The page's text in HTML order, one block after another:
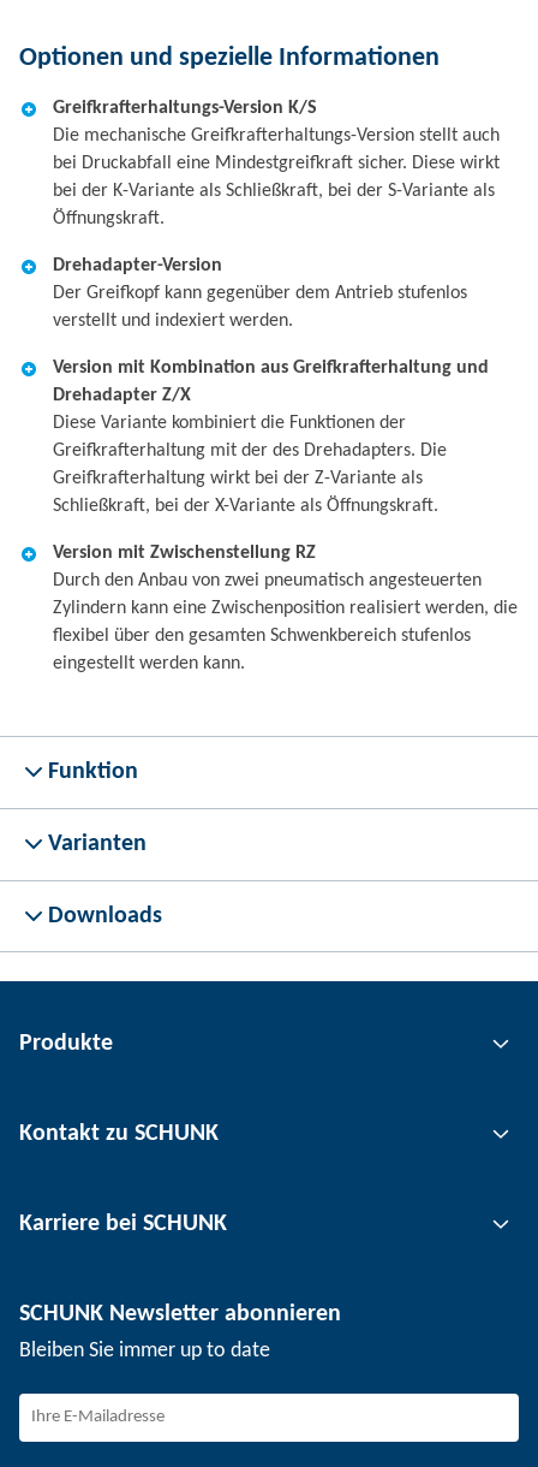
Optionen und spezielle Informationen
Greifkrafterhaltungs-Version K/S
Die mechanische Greifkrafterhaltungs-Version stellt auch
bei Druckabfall eine Mindestgreifkraft sicher. Diese wirkt
bei der K-Variante als Schließkraft, bei der S-Variante als
Öffnungskraft.
Drehadapter-Version
Der Greifkopf kann gegenüber dem Antrieb stufenlos
verstellt und indexiert werden.
Version mit Kombination aus Greifkrafterhaltung und
Drehadapter Z/X
Diese Variante kombiniert die Funktionen der
Greifkrafterhaltung mit der des Drehadapters. Die
Greifkrafterhaltung wirkt bei der Z-Variante als
Schließkraft, bei der X-Variante als Öffnungskraft.
Version mit Zwischenstellung RZ
Durch den Anbau von zwei pneumatisch angesteuerten
Zylindern kann eine Zwischenposition realisiert werden, die
flexibel über den gesamten Schwenkbereich stufenlos
eingestellt werden kann.
Funktion
Varianten
Downloads
Produkte
Automatisierungstechnik
Werkstückspanntechnik
Kontakt zu SCHUNK
Standorte
Veranstaltungen
SCHUNK – Hinweisgebersystem
Karriere bei SCHUNK
Arbeiten bei SCHUNK
Berufseinsteiger
SCHUNK Newsletter abonnieren
Bleiben Sie immer up to date